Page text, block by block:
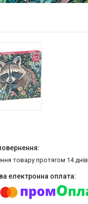
товару протягом 14 днів